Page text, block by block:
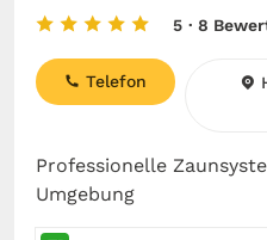
5 · 8
Professionelle
Umgebung
Telefon